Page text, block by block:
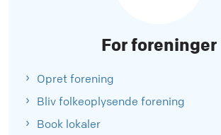
For foreninger
Opret forening
Bliv folkeoplysende forening
Book lokaler